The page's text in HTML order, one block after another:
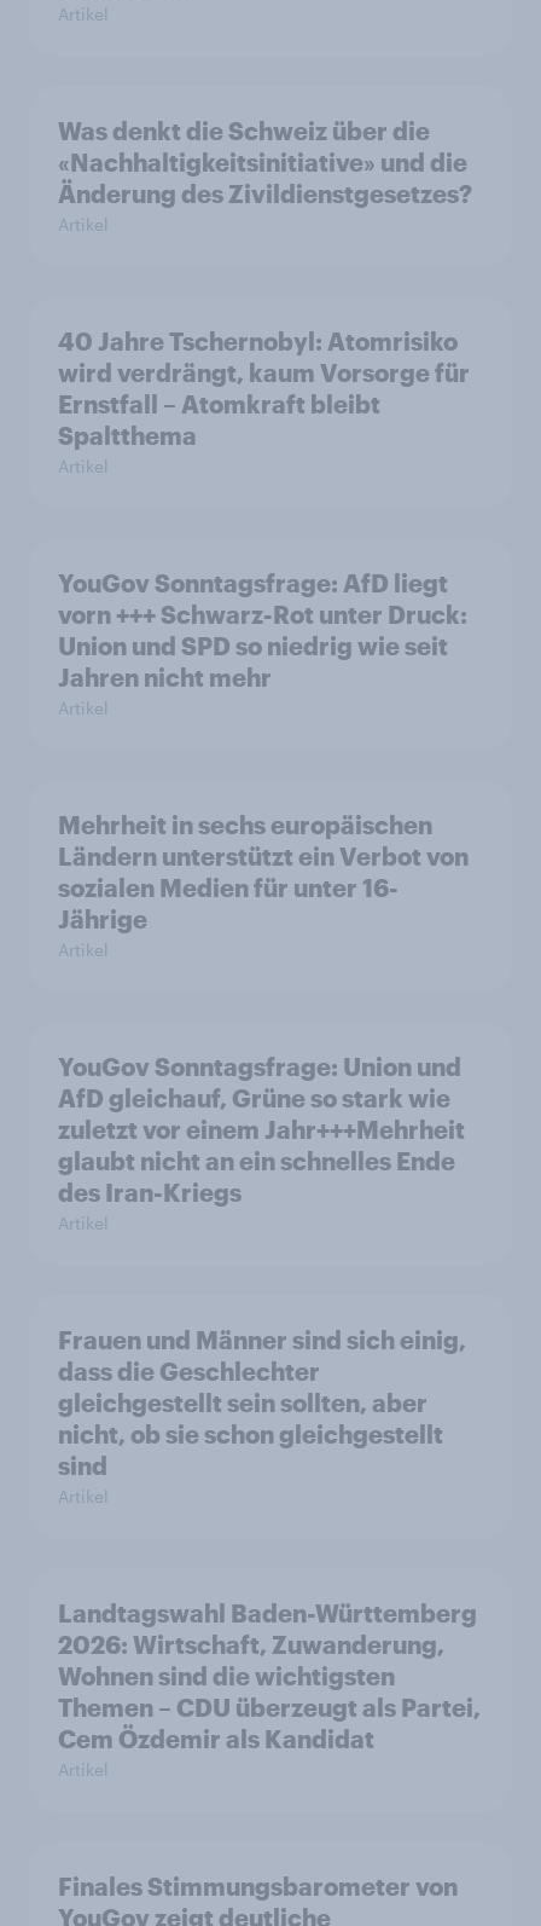
Artikel
Was denkt die Schweiz über die
«Nachhaltigkeitsinitiative» und die
Änderung des Zivildienstgesetzes?
Artikel
40 Jahre Tschernobyl: Atomrisiko
wird verdrängt, kaum Vorsorge für
Ernstfall – Atomkraft bleibt
Spaltthema
Artikel
YouGov Sonntagsfrage: AfD liegt
vorn +++ Schwarz-Rot unter Druck:
Union und SPD so niedrig wie seit
Jahren nicht mehr
Artikel
Mehrheit in sechs europäischen
Ländern unterstützt ein Verbot von
sozialen Medien für unter 16-
Jährige
Artikel
YouGov Sonntagsfrage: Union und
AfD gleichauf, Grüne so stark wie
zuletzt vor einem Jahr+++Mehrheit
glaubt nicht an ein schnelles Ende
des Iran-Kriegs
Artikel
Frauen und Männer sind sich einig,
dass die Geschlechter
gleichgestellt sein sollten, aber
nicht, ob sie schon gleichgestellt
sind
Artikel
Landtagswahl Baden-Württemberg
2026: Wirtschaft, Zuwanderung,
Wohnen sind die wichtigsten
Themen – CDU überzeugt als Partei,
Cem Özdemir als Kandidat
Artikel
Finales Stimmungsbarometer von
YouGov zeigt deutliche